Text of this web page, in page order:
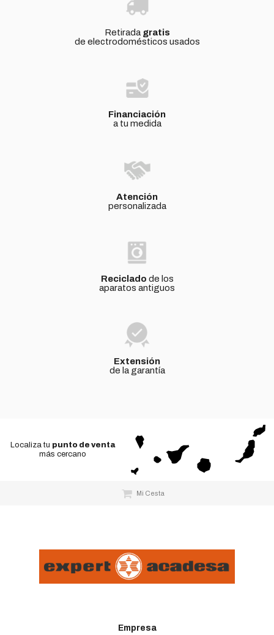
Retirada gratis
de electrodomésticos usados
Financiación
a tu medida
Atención
personalizada
Reciclado de los
aparatos antiguos
Extensión
de la garantía
Localiza tu punto de venta
más cercano
Mi Cesta
Empresa